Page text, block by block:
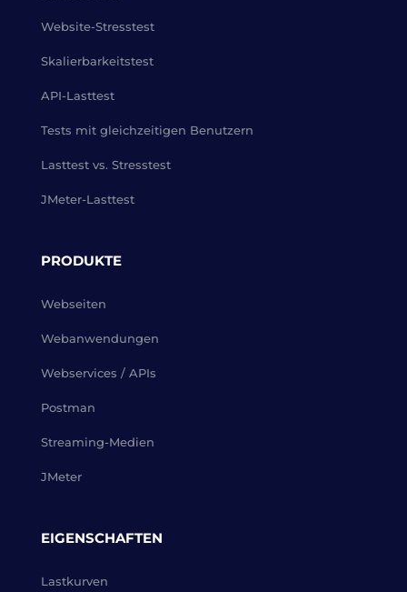
Website-Stresstest
Skalierbarkeitstest
API-Lasttest
Tests mit gleichzeitigen Benutzern
Lasttest vs. Stresstest
JMeter-Lasttest
PRODUKTE
Webseiten
Webanwendungen
Webservices / APIs
Postman
Streaming-Medien
JMeter
EIGENSCHAFTEN
Lastkurven